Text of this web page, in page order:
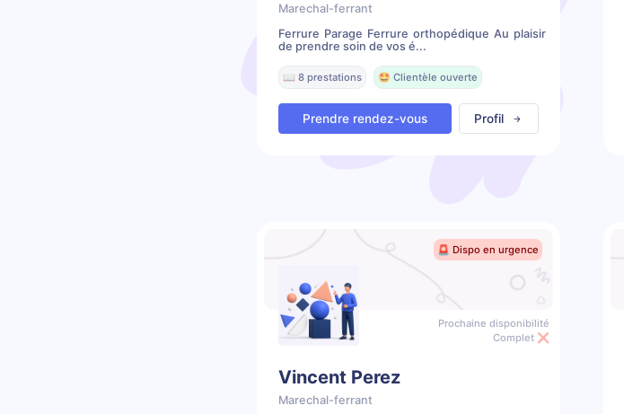
Marechal-ferrant
Ferrure Parage Ferrure orthopédique Au plaisir
de prendre soin de vos é...
📖 8 prestations 🤩 Clientèle ouverte
Prendre rendez-vous Profil
🚨 Dispo en urgence
Prochaine disponibilité
Complet ❌
Vincent Perez
Marechal-ferrant